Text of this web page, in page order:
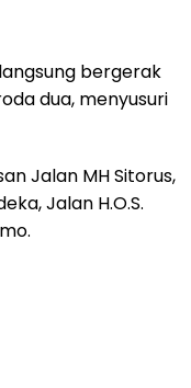
bergerak
dua, menyusuri
Jalan MH Sitorus,
Jalan H.O.S.